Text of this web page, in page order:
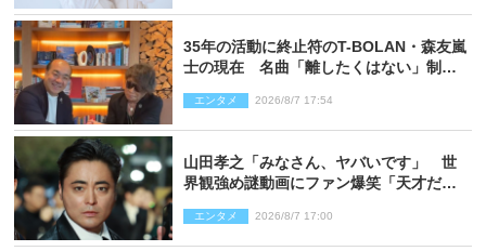
35年の活動に終止符のT-BOLAN・森友嵐
士の現在 名曲「離したくはない」制作
エンタメ 2026/8/7 17:54
山田孝之「みなさん、ヤバいです」 世
界観強め謎動画にファン爆笑「天才だ
エンタメ 2026/8/7 17:00